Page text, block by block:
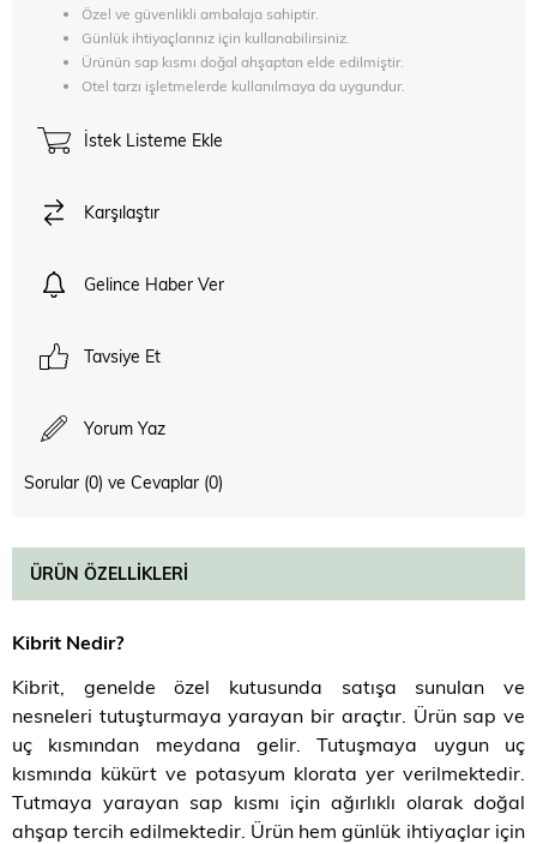
Özel ve güvenlikli ambalaja sahiptir.
Günlük ihtiyaçlarınız için kullanabilirsiniz.
Ürünün sap kısmı doğal ahşaptan elde edilmiştir.
Otel tarzı işletmelerde kullanılmaya da uygundur.
İstek Listeme Ekle
Karşılaştır
Gelince Haber Ver
Tavsiye Et
Yorum Yaz
Sorular (0) ve Cevaplar (0)
ÜRÜN ÖZELLIKLERI
Kibrit Nedir?
Kibrit, genelde özel kutusunda satışa sunulan ve
nesneleri tutuşturmaya yarayan bir araçtır. Ürün sap ve
uç kısmından meydana gelir. Tutuşmaya uygun uç
kısmında kükürt ve potasyum klorata yer verilmektedir.
Tutmaya yarayan sap kısmı için ağırlıklı olarak doğal
ahşap tercih edilmektedir. Ürün hem günlük ihtiyaçlar için